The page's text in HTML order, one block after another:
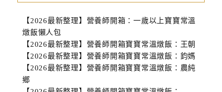
【2026最新整理】營養師開箱：一歲以上寶寶常溫
燉飯懶人包
【2026最新整理】營養師開箱寶寶常溫燉飯：王朝
【2026最新整理】營養師開箱寶寶常溫燉飯：鈞媽
【2026最新整理】營養師開箱寶寶常溫燉飯：農純
鄉